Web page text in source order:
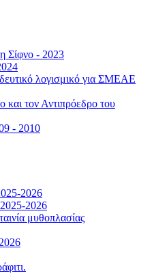
Σίφνο - 2023
λογισμικό για ΣΜΕΑΕ
και τον Αντιπρόεδρο του
- 2010
2026
2026
μυθοπλασίας